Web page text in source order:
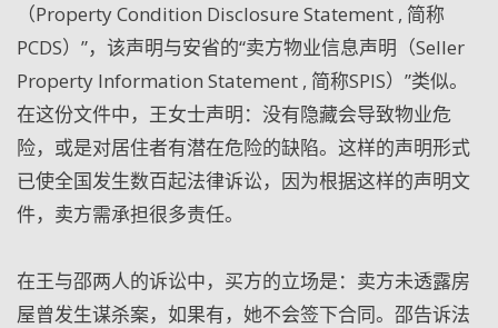
（Property Condition Disclosure Statement , 简称
PCDS）”，该声明与安省的“卖方物业信息声明（Seller
Property Information Statement , 简称SPIS）”类似。
在这份文件中，王女士声明：没有隐藏会导致物业危
险，或是对居住者有潜在危险的缺陷。这样的声明形式
已使全国发生数百起法律诉讼，因为根据这样的声明文
件，卖方需承担很多责任。
在王与邵两人的诉讼中，买方的立场是：卖方未透露房
屋曾发生谋杀案，如果有，她不会签下合同。邵告诉法